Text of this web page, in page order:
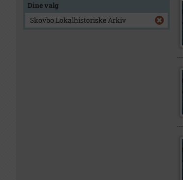
Dine valg
Skovbo Lokalhistoriske Arkiv